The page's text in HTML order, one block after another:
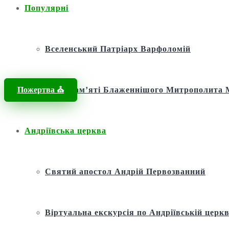
Популярні
Вселенський Патріарх Варфоломій
Фонд пам’яті Блаженнішого
Андріївська церква
Святий апостол Андрій Первозванний
Віртуальна екскурсія по Андріївській
Пожертва ⛪️